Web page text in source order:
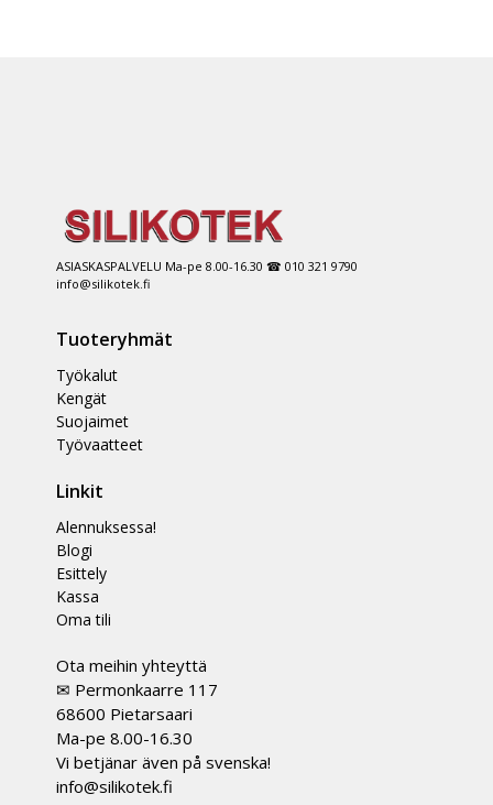
ASIASKASPALVELU Ma-pe 8.00-16.30 ☎ 010 321 9790
info@silikotek.fi
Tuoteryhmät
Työkalut
Kengät
Suojaimet
Työvaatteet
Linkit
Alennuksessa!
Blogi
Esittely
Kassa
Oma tili
Ota meihin yhteyttä
✉ Permonkaarre 117
68600 Pietarsaari
Ma-pe 8.00-16.30
Vi betjänar även på svenska!
info@silikotek.fi